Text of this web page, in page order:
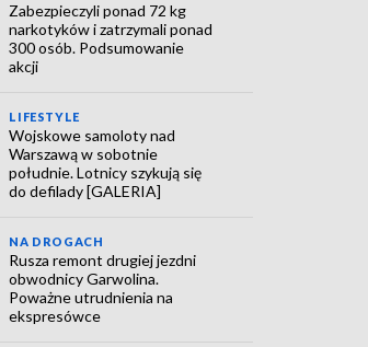
Zabezpieczyli ponad 72 kg
narkotyków i zatrzymali ponad
300 osób. Podsumowanie
akcji
LIFESTYLE
Wojskowe samoloty nad
Warszawą w sobotnie
południe. Lotnicy szykują się
do defilady [GALERIA]
NA DROGACH
Rusza remont drugiej jezdni
obwodnicy Garwolina.
Poważne utrudnienia na
ekspresówce